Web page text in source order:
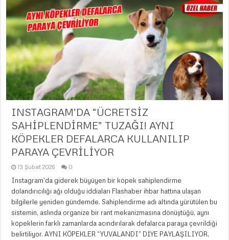
INSTAGRAM’DA “ÜCRETSİZ
SAHİPLENDİRME” TUZAĞI! AYNI
KÖPEKLER DEFALARCA KULLANILIP
PARAYA ÇEVRİLİYOR
13 Şubat 2026 0
Instagram’da giderek büyüyen bir köpek sahiplendirme
dolandırıcılığı ağı olduğu iddiaları Flashaber ihbar hattına ulaşan
bilgilerle yeniden gündemde. Sahiplendirme adı altında yürütülen bu
sistemin, aslında organize bir rant mekanizmasına dönüştüğü, aynı
köpeklerin farklı zamanlarda acındırılarak defalarca paraya çevrildiği
belirtiliyor. AYNI KÖPEKLER “YUVALANDI” DİYE PAYLAŞILIYOR,